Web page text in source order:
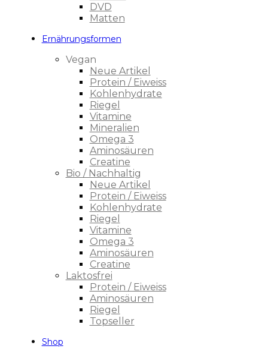
DVD
Matten
Ernährungsformen
Vegan
Neue Artikel
Protein / Eiweiss
Kohlenhydrate
Riegel
Vitamine
Mineralien
Omega 3
Aminosäuren
Creatine
Bio / Nachhaltig
Neue Artikel
Protein / Eiweiss
Kohlenhydrate
Riegel
Vitamine
Omega 3
Aminosäuren
Creatine
Laktosfrei
Protein / Eiweiss
Aminosäuren
Riegel
Topseller
Shop